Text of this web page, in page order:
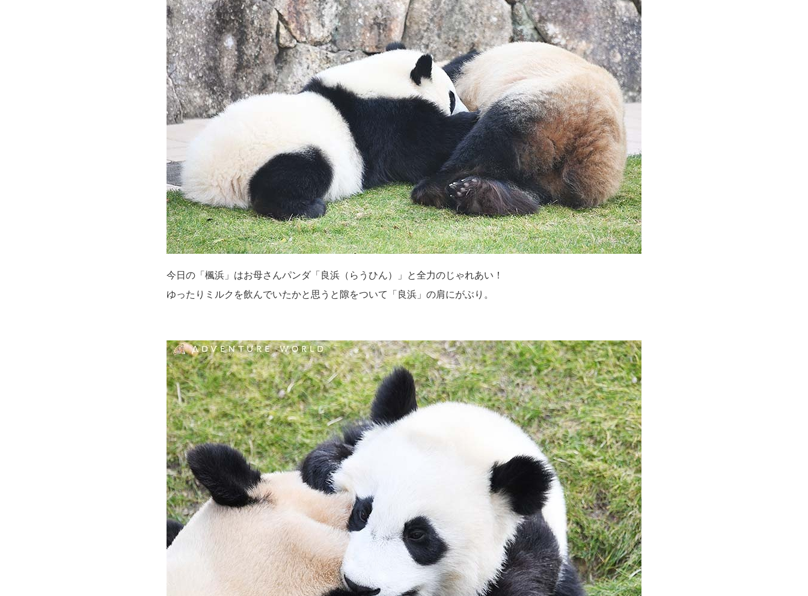
今日の「楓浜」はお母さんパンダ「良浜（らうひん）」と全力のじゃれあい！
ゆったりミルクを飲んでいたかと思うと隙をついて「良浜」の肩にがぶり。